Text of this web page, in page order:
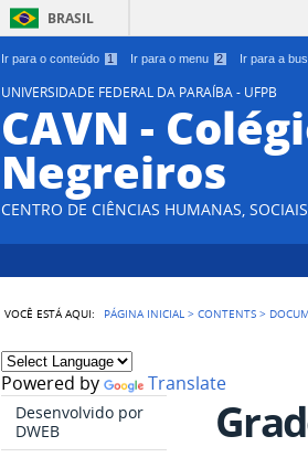
Ir para o conteúdo 1 Ir para o menu 2 Ir para a
BRASIL
UNIVERSIDADE FEDERAL DA PARAÍBA - UFPB
CAVN -
Negreiros
CENTRO DE CIÊNCIAS HUMANAS,
VOCÊ ESTÁ AQUI: PÁGINA INICIAL >CONTENTS >
Powered by Translate
Desenvolvido por
DWEB